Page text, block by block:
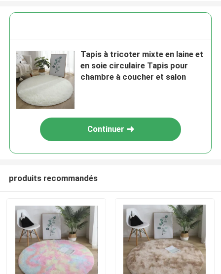
Tapis à tricoter mixte en laine et
en soie circulaire Tapis pour
chambre à coucher et salon
Continuer
produits recommandés